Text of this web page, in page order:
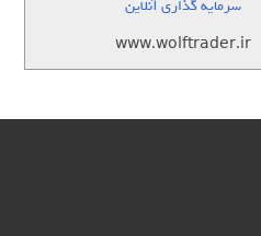
سرمایه گذاری آنلاین
www.wolftrader.ir